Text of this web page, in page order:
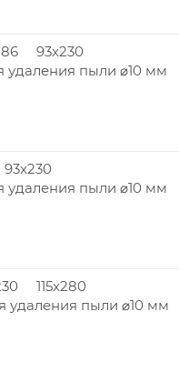
93x230
удаления пыли ⌀10 мм
93x230
удаления пыли ⌀10 мм
115x280
удаления пыли ⌀10 мм